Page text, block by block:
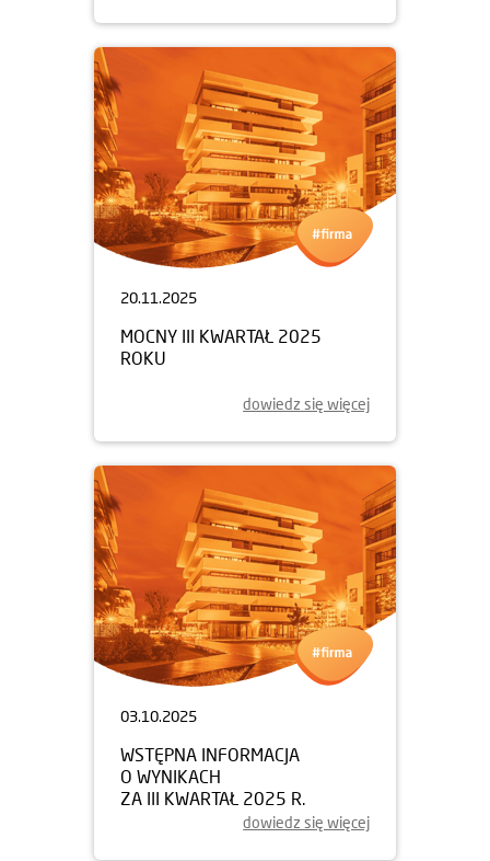
20.11.2025
MOCNY III KWARTAŁ 2025
ROKU
dowiedz się więcej
03.10.2025
WSTĘPNA INFORMACJA
O WYNIKACH
ZA III KWARTAŁ 2025 R.
dowiedz się więcej